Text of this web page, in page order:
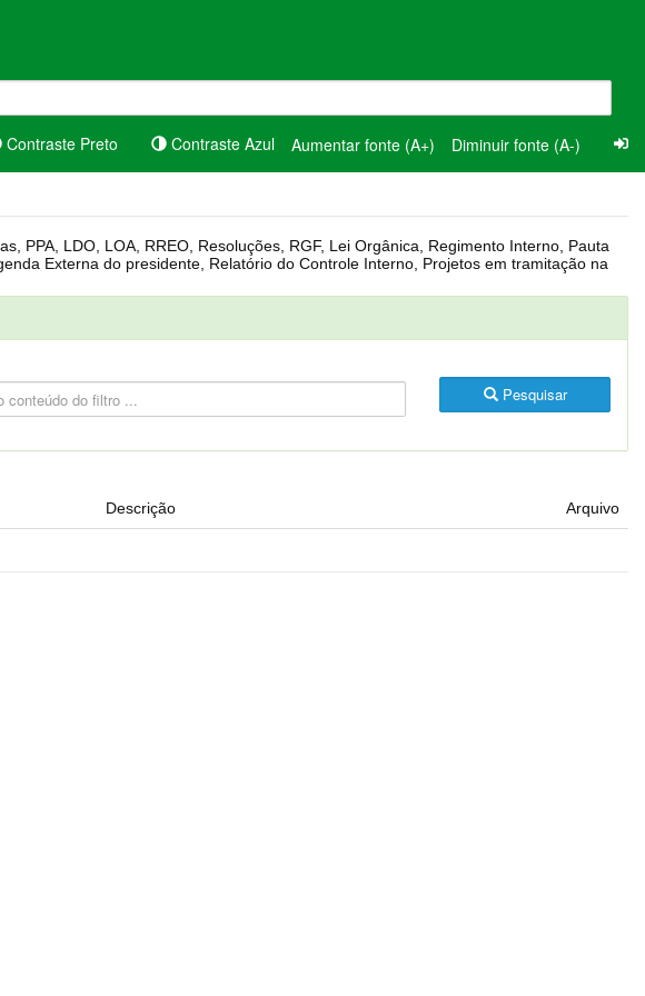
Contraste Preto Contraste Azul Aumentar fonte (A+) Diminuir fonte (A-)
Pesquisar
Descrição Arquivo